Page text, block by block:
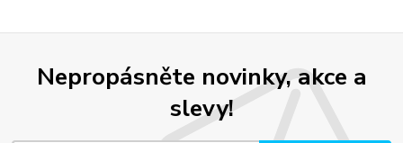
Nepropásněte novinky, akce a
slevy!